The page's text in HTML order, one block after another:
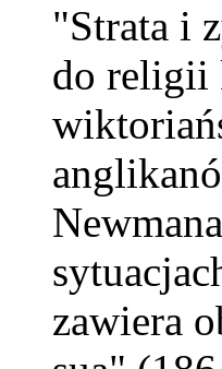
"Strata i
do religii
zawiera